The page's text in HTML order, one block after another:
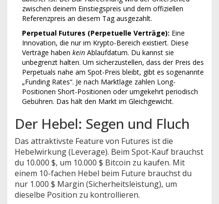
zwischen deinem Einstiegspreis und dem offiziellen
Referenzpreis an diesem Tag ausgezahlt.
Perpetual Futures (Perpetuelle Verträge): Eine
Innovation, die nur im Krypto-Bereich existiert. Diese
Verträge haben kein Ablaufdatum. Du kannst sie
unbegrenzt halten. Um sicherzustellen, dass der Preis des
Perpetuals nahe am Spot-Preis bleibt, gibt es sogenannte
„Funding Rates“. Je nach Marktlage zahlen Long-
Positionen Short-Positionen oder umgekehrt periodisch
Gebühren. Das hält den Markt im Gleichgewicht.
Der Hebel: Segen und Fluch
Das attraktivste Feature von Futures ist die
Hebelwirkung (Leverage). Beim Spot-Kauf brauchst
du 10.000 $, um 10.000 $ Bitcoin zu kaufen. Mit
einem 10-fachen Hebel beim Future brauchst du
nur 1.000 $ Margin (Sicherheitsleistung), um
dieselbe Position zu kontrollieren.